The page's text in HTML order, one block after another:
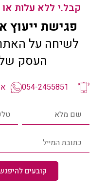
אתר
קבל.י ללא עלות
פגישת ייעוץ
לשיחה על
העסק
קובעים